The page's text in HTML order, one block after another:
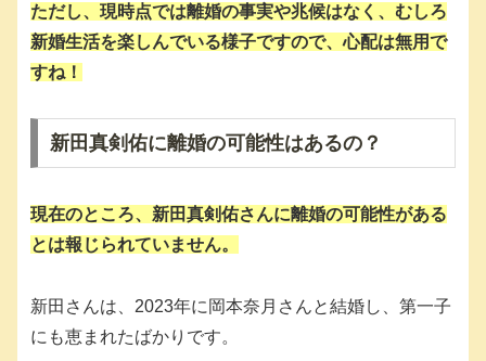
ただし、現時点では離婚の事実や兆候はなく、むしろ
新婚生活を楽しんでいる様子ですので、心配は無用で
すね！
新田真剣佑に離婚の可能性はあるの？
現在のところ、新田真剣佑さんに離婚の可能性がある
とは報じられていません。
新田さんは、2023年に岡本奈月さんと結婚し、第一子
にも恵まれたばかりです。